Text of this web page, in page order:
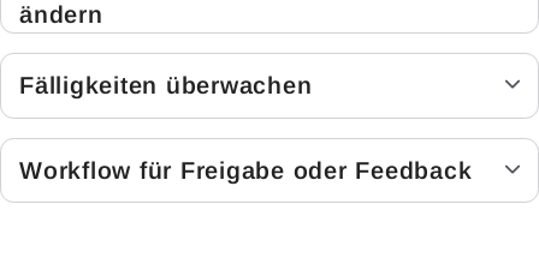
ändern
Fälligkeiten überwachen
Workflow für Freigabe oder Feedback